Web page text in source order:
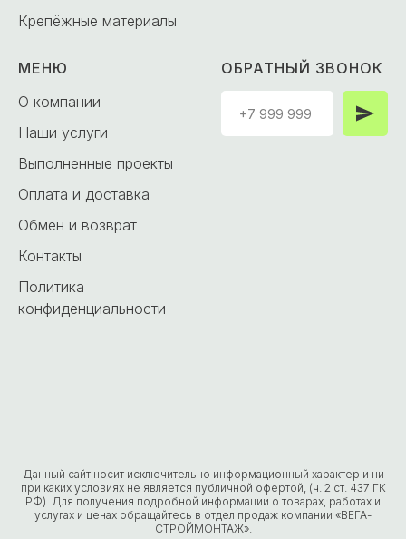
Крепёжные материалы
МЕНЮ
О компании
Наши услуги
Выполненные проекты
Оплата и доставка
Обмен и возврат
Контакты
Политика
конфиденциальности
ОБРАТНЫЙ ЗВОНОК
Данный сайт носит исключительно информационный характер и ни
при каких условиях не является публичной офертой, (ч. 2 ст. 437 ГК
РФ). Для получения подробной информации о товарах, работах и
услугах и ценах обращайтесь в отдел продаж компании «ВЕГА-
СТРОЙМОНТАЖ».